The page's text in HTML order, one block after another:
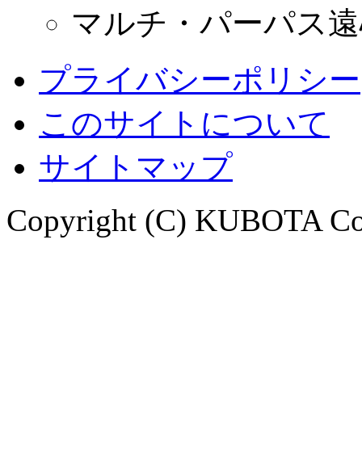
マルチ・パーパス
プライバシーポリシー
このサイトについて
サイトマップ
Copyright (C) KUBOTA